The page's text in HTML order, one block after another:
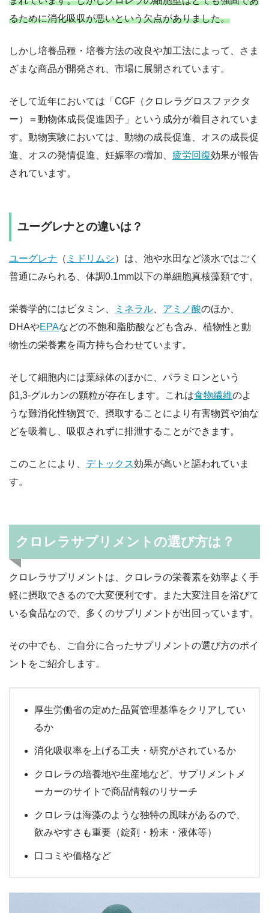
るために消化吸収が悪いという欠点がありました。
しかし培養品種・培養方法の改良や加工法によって、さま
ざまな商品が開発され、市場に展開されています。
そして近年においては「CGF（クロレラグロスファクタ
ー）＝動物体成長促進因子」という成分が着目されていま
す。動物実験においては、動物の成長促進、オスの成長促
進、オスの発情促進、妊娠率の増加、 疲労回復効果が報告
されています。
ユーグレナとの違いは？
ユーグレナ （ ミドリムシ）は、池や水田など淡水ではごく
普通にみられる、体調0.1mm以下の単細胞真核藻類です。
栄養学的にはビタミン、 ミネラル アミノ酸のほか、
DHAやEPAなどの不飽和脂肪酸なども含み、植物性と動
物性の栄養素を両方持ち合わせています。
そして細胞内には葉緑体のほかに、パラミロンという
β1,3-グルカンの顆粒が存在します。これは食物繊維のよ
うな難消化性物質で、摂取することにより有害物質や油な
どを吸着し、吸収されずに排泄することができます。
このことにより、 デトックス効果が高いと謳われていま
す。
クロレラサプリメントの選び方は？
クロレラサプリメントは、クロレラの栄養素を効率よく手
軽に摂取できるので大変便利です。また大変注目を浴びて
いる食品なので、多くのサプリメントが出回っています。
その中でも、ご自分に合ったサプリメントの選び方のポイ
ントをご紹介します。
厚生労働省の定めた品質管理基準をクリアしてい
るか
消化吸収率を上げる工夫・研究がされているか
クロレラの培養地や生産地など、サプリメントメ
ーカーのサイトで商品情報のリサーチ
クロレラは海藻のような独特の風味があるので、
飲みやすさも重要（錠剤・粉末・液体等）
口コミや価格など